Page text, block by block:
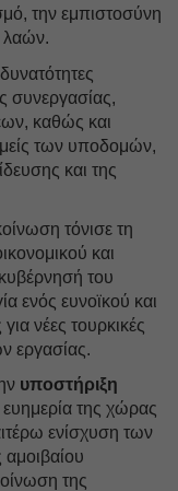
την εμπιστοσύνη
λαών.
συνεργασίας,
καθώς και
των υποδομών,
και της
τόνισε τη
και
του
ενός ευνοϊκού και
νέες τουρκικές
εργασίας.
υποστήριξη
ευημερία της χώρας
ενίσχυση των
της